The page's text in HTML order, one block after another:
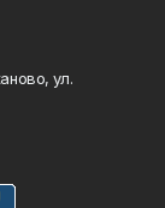
ул.